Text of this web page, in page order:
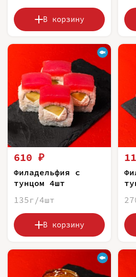
В корзину
610 ₽
Филадельфия с
тунцом 4шт
135г/4шт
В корзину